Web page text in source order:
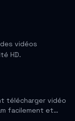
vidéos
HD.
télécharger vidéo
facilement et…